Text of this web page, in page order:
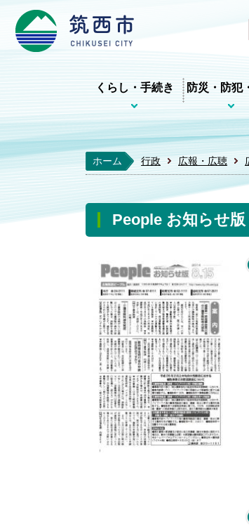
くらし・手続き 防災・防犯
ホーム 行政 広報・広聴
People お知らせ